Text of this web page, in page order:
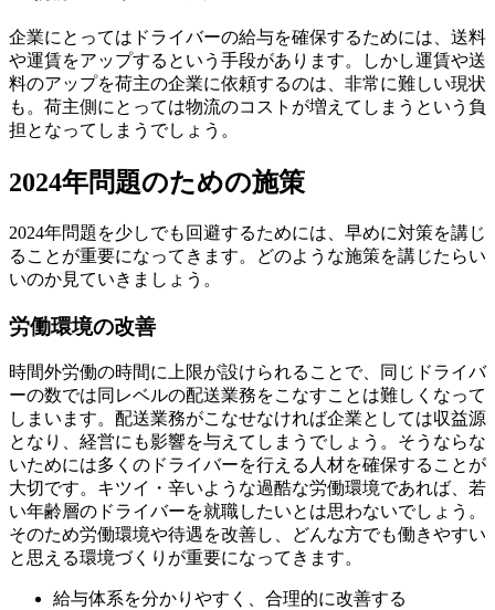
企業にとってはドライバーの給与を確保するためには、送料
や運賃をアップするという手段があります。しかし運賃や送
料のアップを荷主の企業に依頼するのは、非常に難しい現状
も。荷主側にとっては物流のコストが増えてしまうという負
担となってしまうでしょう。
2024年問題のための施策
2024年問題を少しでも回避するためには、早めに対策を講じ
ることが重要になってきます。どのような施策を講じたらい
いのか見ていきましょう。
労働環境の改善
時間外労働の時間に上限が設けられることで、同じドライバ
ーの数では同レベルの配送業務をこなすことは難しくなって
しまいます。配送業務がこなせなければ企業としては収益源
となり、経営にも影響を与えてしまうでしょう。そうならな
いためには多くのドライバーを行える人材を確保することが
大切です。キツイ・辛いような過酷な労働環境であれば、若
い年齢層のドライバーを就職したいとは思わないでしょう。
そのため労働環境や待遇を改善し、どんな方でも働きやすい
と思える環境づくりが重要になってきます。
給与体系を分かりやすく、合理的に改善する